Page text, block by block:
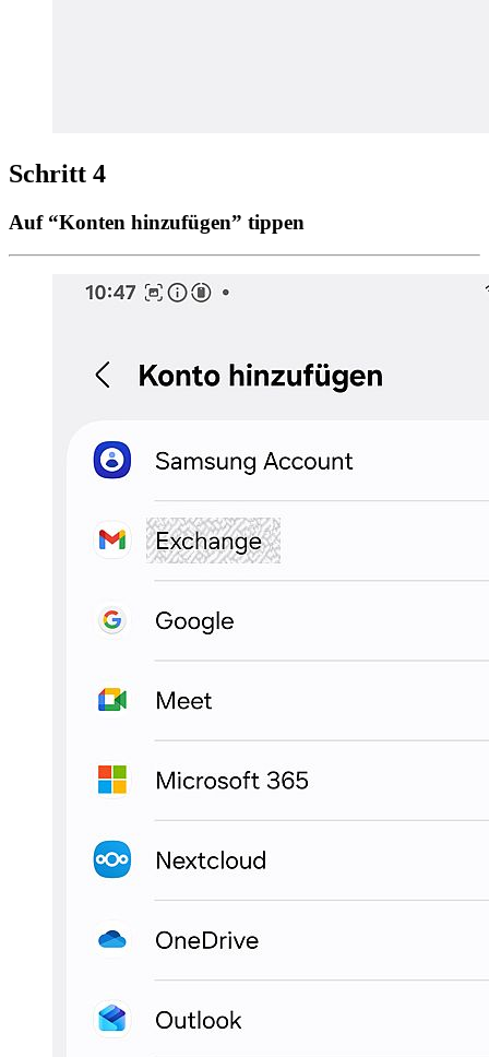
Schritt 4
Auf “Konten hinzufügen” tippen